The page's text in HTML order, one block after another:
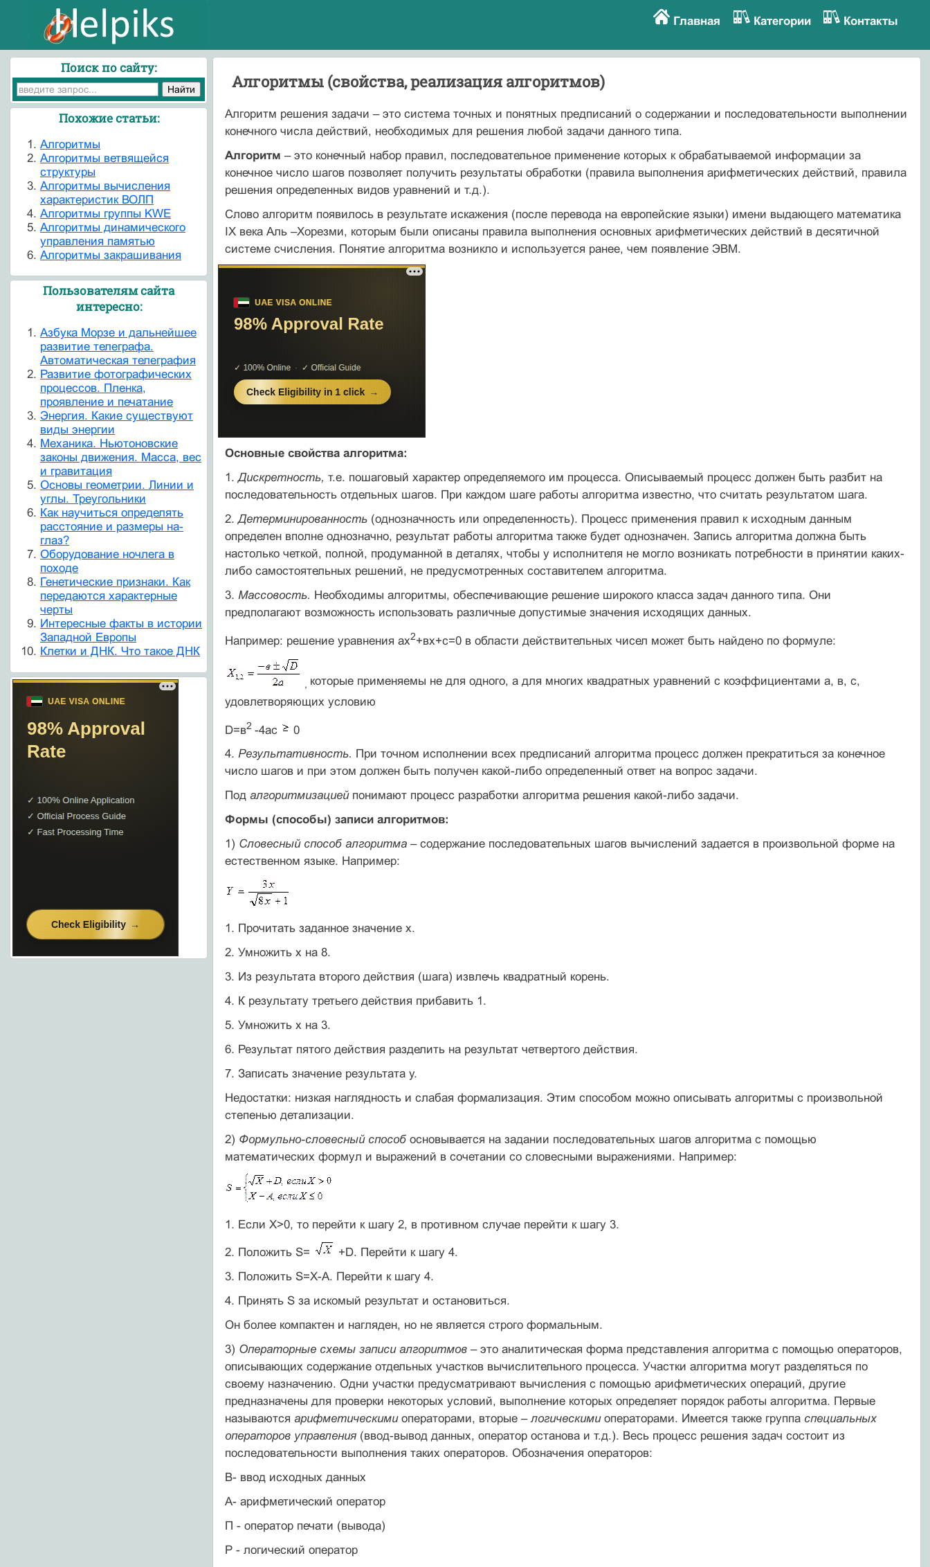
Главная Категории Контакты
Алгоритмы (свойства, реализация алгоритмов)
Алгоритм решения задачи – это система точных и понятных предписаний о содержании и последовательности выполнении
конечного числа действий, необходимых для решения любой задачи данного типа.
Алгоритм – это конечный набор правил, последовательное применение которых к обрабатываемой информации за
конечное число шагов позволяет получить результаты обработки (правила выполнения арифметических действий, правила
решения определенных видов уравнений и т.д.).
Слово алгоритм появилось в результате искажения (после перевода на европейские языки) имени выдающего математика
IX века Аль –Хорезми, которым были описаны правила выполнения основных арифметических действий в десятичной
системе счисления. Понятие алгоритма возникло и используется ранее, чем появление ЭВМ.
Основные свойства алгоритма:
1.Дискретность, т.е. пошаговый характер определяемого им процесса. Описываемый процесс должен быть разбит на
последовательность отдельных шагов. При каждом шаге работы алгоритма известно, что считать результатом шага.
2.Детерминированность(однозначность или определенность). Процесс применения правил к исходным данным
определен вполне однозначно, результат работы алгоритма также будет однозначен. Запись алгоритма должна быть
настолько четкой, полной, продуманной в деталях, чтобы у исполнителя не могло возникать потребности в принятии каких-
либо самостоятельных решений, не предусмотренных составителем алгоритма.
3. Массовость. Необходимы алгоритмы, обеспечивающие решение широкого класса задач данного типа. Они
предполагают возможность использовать различные допустимые значения исходящих данных.
Например: решение уравнения ах2+вх+с=0 в области действительных чисел может быть найдено по формуле:
, которые применяемы не для одного, а для многих квадратных уравнений с коэффициентами а, в, с,
удовлетворяющих условию
D=в2 -4ас
0
4. Результативность. При точном исполнении всех предписаний алгоритма процесс должен прекратиться за конечное
число шагов и при этом должен быть получен какой-либо определенный ответ на вопрос задачи.
Под алгоритмизациейпонимают процесс разработки алгоритма решения какой-либо задачи.
Формы (способы) записи алгоритмов:
1) Словесный способ алгоритма– содержание последовательных шагов вычислений задается в произвольной форме на
естественном языке. Например:
1. Прочитать заданное значение х.
2. Умножить х на 8.
3. Из результата второго действия (шага) извлечь квадратный корень.
4. К результату третьего действия прибавить 1.
5. Умножить х на 3.
6. Результат пятого действия разделить на результат четвертого действия.
7. Записать значение результата у.
Недостатки: низкая наглядность и слабая формализация. Этим способом можно описывать алгоритмы с произвольной
степенью детализации.
2) Формульно-словесный способосновывается на задании последовательных шагов алгоритма с помощью
математических формул и выражений в сочетании со словесными выражениями. Например:
1. Если Х>0, то перейти к шагу 2, в противном случае перейти к шагу 3.
2. Положить S=
+D. Перейти к шагу 4.
3. Положить S=X-A. Перейти к шагу 4.
4. Принять S за искомый результат и остановиться.
Он более компактен и нагляден, но не является строго формальным.
3) Операторные схемы записи алгоритмов– это аналитическая форма представления алгоритма с помощью операторов,
описывающих содержание отдельных участков вычислительного процесса. Участки алгоритма могут разделяться по
своему назначению. Одни участки предусматривают вычисления с помощью арифметических операций, другие
предназначены для проверки некоторых условий, выполнение которых определяет порядок работы алгоритма. Первые
называются арифметическими операторами, вторые –логическимиоператорами. Имеется также группа специальных
операторов управления(ввод-вывод данных, оператор останова и т.д.). Весь процесс решения задач состоит из
последовательности выполнения таких операторов. Обозначения операторов:
B- ввод исходных данных
A- арифметический оператор
П - оператор печати (вывода)
Р - логический оператор
Поиск по сайту:
Похожие статьи:
Алгоритмы
Алгоритмы ветвящейся
структуры
Алгоритмы вычисления
характеристик ВОЛП
Алгоритмы группы KWE
Алгоритмы динамического
управления памятью
Алгоритмы закрашивания
Пользователям сайта
интересно:
Азбука Морзе и дальнейшее
развитие телеграфа.
Автоматическая телеграфия
Развитие фотографических
процессов. Пленка,
проявление и печатание
Энергия. Какие существуют
виды энергии
Механика. Ньютоновские
законы движения. Масса, вес
и гравитация
Основы геометрии. Линии и
углы. Треугольники
Как научиться определять
расстояние и размеры на-
глаз?
Оборудование ночлега в
походе
Генетические признаки. Как
передаются характерные
черты
Интересные факты в истории
Западной Европы
Клетки и ДНК. Что такое ДНК